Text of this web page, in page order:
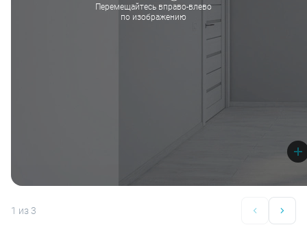
Перемещайтесь вправо-влево
по изображению
1 из 3